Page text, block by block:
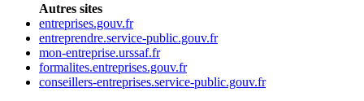
Autres sites
entreprises.gouv.fr
entreprendre.service-public.gouv.fr
mon-entreprise.urssaf.fr
formalites.entreprises.gouv.fr
conseillers-entreprises.service-public.gouv.fr